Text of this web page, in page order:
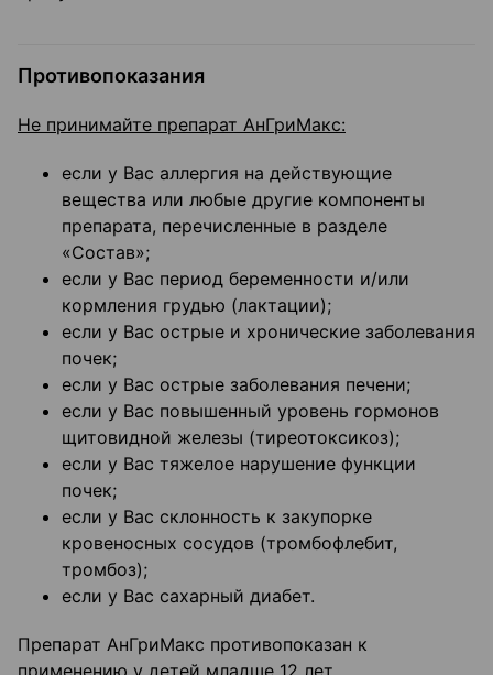
Противопоказания
Не принимайте препарат АнГриМакс:
если у Вас аллергия на действующие
вещества или любые другие компоненты
препарата, перечисленные в разделе
«Состав»;
если у Вас период беременности и/или
кормления грудью (лактации);
если у Вас острые и хронические заболевания
почек;
если у Вас острые заболевания печени;
если у Вас повышенный уровень гормонов
щитовидной железы (тиреотоксикоз);
если у Вас тяжелое нарушение функции
почек;
если у Вас склонность к закупорке
кровеносных сосудов (тромбофлебит,
тромбоз);
если у Вас сахарный диабет.
Препарат АнГриМакс противопоказан к